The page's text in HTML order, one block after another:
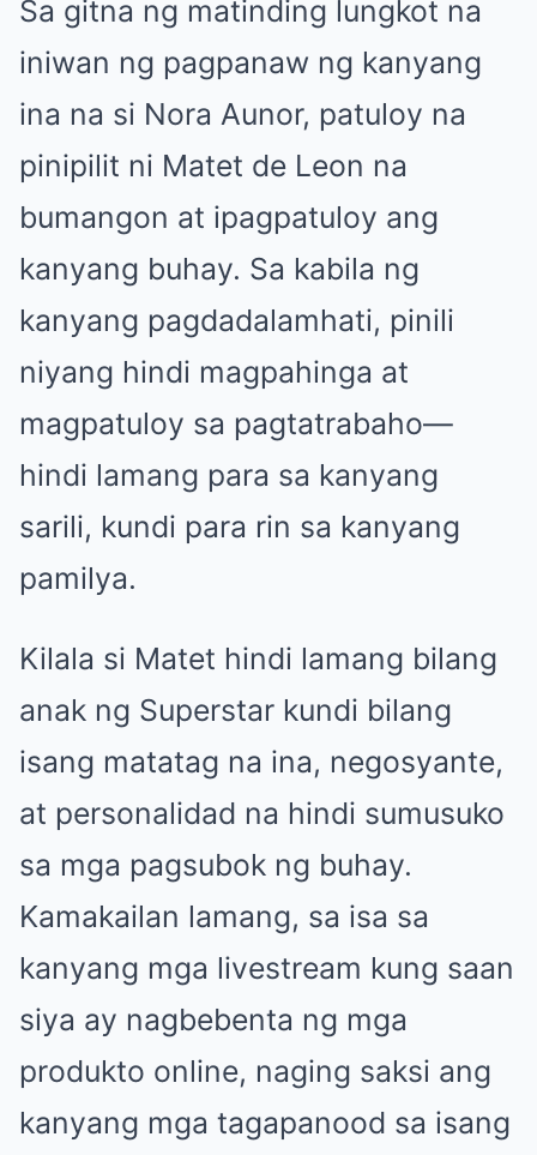
Sa gitna ng matinding lungkot na
iniwan ng pagpanaw ng kanyang
ina na si Nora Aunor, patuloy na
pinipilit ni Matet de Leon na
bumangon at ipagpatuloy ang
kanyang buhay. Sa kabila ng
kanyang pagdadalamhati, pinili
niyang hindi magpahinga at
magpatuloy sa pagtatrabaho—
hindi lamang para sa kanyang
sarili, kundi para rin sa kanyang
pamilya.
Kilala si Matet hindi lamang bilang
anak ng Superstar kundi bilang
isang matatag na ina, negosyante,
at personalidad na hindi sumusuko
sa mga pagsubok ng buhay.
Kamakailan lamang, sa isa sa
kanyang mga livestream kung saan
siya ay nagbebenta ng mga
produkto online, naging saksi ang
kanyang mga tagapanood sa isang